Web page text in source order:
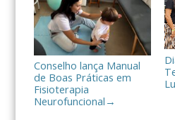
Conselho lança Manual
de Boas Práticas em
Fisioterapia
Neurofuncional →